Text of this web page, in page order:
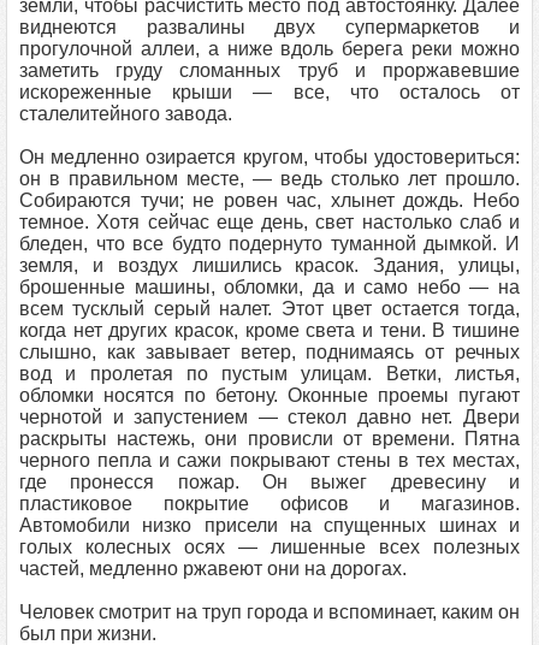
земли, чтобы расчистить место под автостоянку. Далее
виднеются развалины двух супермаркетов и
прогулочной аллеи, а ниже вдоль берега реки можно
заметить груду сломанных труб и проржавевшие
искореженные крыши — все, что осталось от
сталелитейного завода.
Он медленно озирается кругом, чтобы удостовериться:
он в правильном месте, — ведь столько лет прошло.
Собираются тучи; не ровен час, хлынет дождь. Небо
темное. Хотя сейчас еще день, свет настолько слаб и
бледен, что все будто подернуто туманной дымкой. И
земля, и воздух лишились красок. Здания, улицы,
брошенные машины, обломки, да и само небо — на
всем тусклый серый налет. Этот цвет остается тогда,
когда нет других красок, кроме света и тени. В тишине
слышно, как завывает ветер, поднимаясь от речных
вод и пролетая по пустым улицам. Ветки, листья,
обломки носятся по бетону. Оконные проемы пугают
чернотой и запустением — стекол давно нет. Двери
раскрыты настежь, они провисли от времени. Пятна
черного пепла и сажи покрывают стены в тех местах,
где пронесся пожар. Он выжег древесину и
пластиковое покрытие офисов и магазинов.
Автомобили низко присели на спущенных шинах и
голых колесных осях — лишенные всех полезных
частей, медленно ржавеют они на дорогах.
Человек смотрит на труп города и вспоминает, каким он
был при жизни.